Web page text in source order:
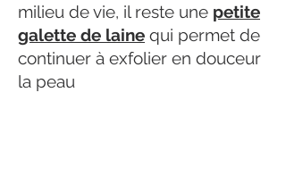
milieu de vie, il reste une petite
galette de laine qui permet de
continuer à exfolier en douceur
la peau